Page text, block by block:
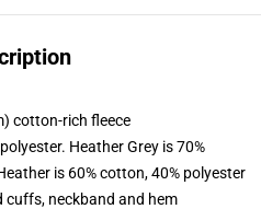
cotton-rich fleece
Heather Grey is 70%
is 60% cotton, 40% polyester
neckband and hem